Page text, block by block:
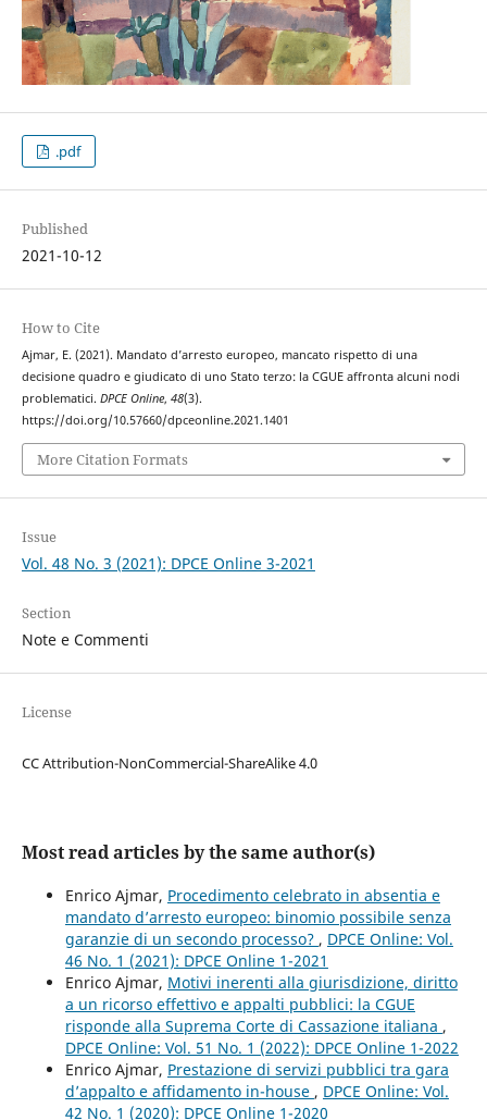
.pdf
Published
2021-10-12
How to Cite
Ajmar, E. (2021). Mandato d’arresto europeo, mancato rispetto di una
decisione quadro e giudicato di uno Stato terzo: la CGUE affronta alcuni nodi
problematici. DPCE Online, 48(3).
https://doi.org/10.57660/dpceonline.2021.1401
More Citation Formats
Issue
Vol. 48 No. 3 (2021): DPCE Online 3-2021
Section
Note e Commenti
License
CC Attribution-NonCommercial-ShareAlike 4.0
Most read articles by the same author(s)
Enrico Ajmar, Procedimento celebrato in absentia e
mandato d’arresto europeo: binomio possibile senza
garanzie di un secondo processo? , DPCE Online: Vol.
46 No. 1 (2021): DPCE Online 1-2021
Enrico Ajmar, Motivi inerenti alla giurisdizione, diritto
a un ricorso effettivo e appalti pubblici: la CGUE
risponde alla Suprema Corte di Cassazione italiana ,
DPCE Online: Vol. 51 No. 1 (2022): DPCE Online 1-2022
Enrico Ajmar, Prestazione di servizi pubblici tra gara
d’appalto e affidamento in-house , DPCE Online: Vol.
42 No. 1 (2020): DPCE Online 1-2020